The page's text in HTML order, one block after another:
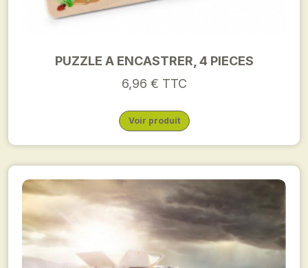
PUZZLE A ENCASTRER, 4 PIECES
6,96 € TTC
Voir produit